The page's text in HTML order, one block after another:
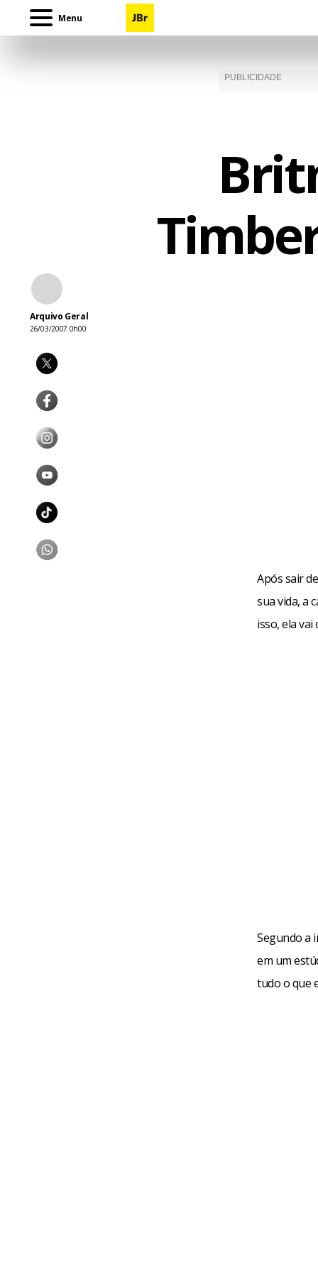
Menu
Arquivo Geral
26/03/2007 0h00
Após sair
sua vida, a
isso, ela
Segundo a
em um
tudo o que